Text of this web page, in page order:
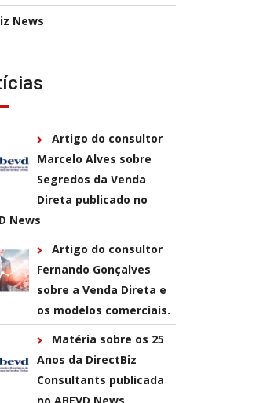
News
Artigo do consultor
Marcelo Alves sobre
Segredos da Venda
Direta publicado no
News
Artigo do consultor
Fernando Gonçalves
sobre a Venda Direta e
os modelos comerciais.
Matéria sobre os 25
Anos da DirectBiz
Consultants publicada